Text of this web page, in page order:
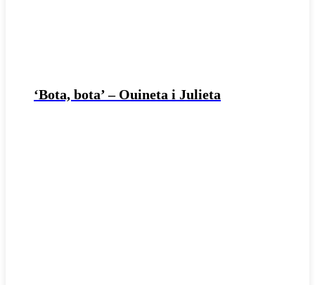
‘Bota, bota’ – Ouineta i Julieta